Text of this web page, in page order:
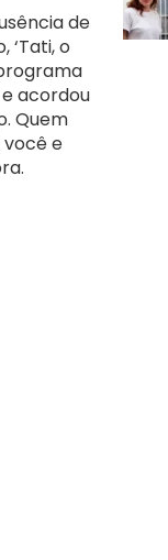
de
‘Tati, o
acordou
Quem
você e